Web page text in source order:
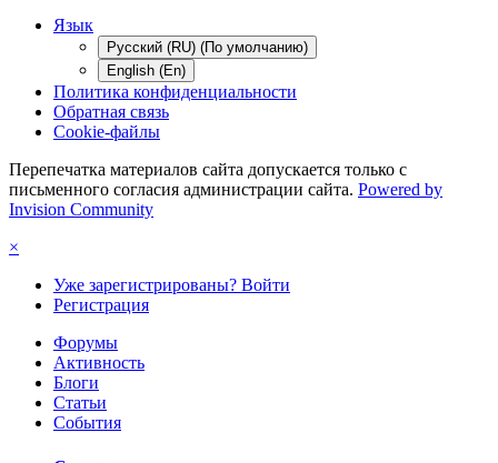
Язык
Русский (RU) (По умолчанию)
English (En)
Политика конфиденциальности
Обратная связь
Cookie-файлы
Перепечатка материалов сайта допускается только с
письменного согласия администрации сайта. Powered by
Invision Community
×
Уже зарегистрированы? Войти
Регистрация
Форумы
Активность
Блоги
Статьи
События